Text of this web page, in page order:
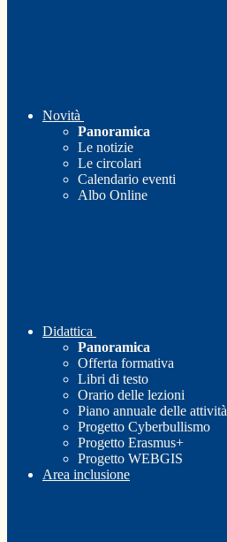
Novità
Panoramica
Le notizie
Le circolari
Calendario eventi
Albo Online
Didattica
Panoramica
Offerta formativa
Libri di testo
Orario delle lezioni
Piano annuale delle attività
Progetto Cyberbullismo
Progetto Erasmus+
Progetto WEBGIS
Area inclusione